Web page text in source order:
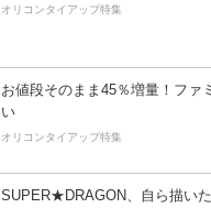
オリコンタイアップ特集
お値段そのまま45％増量！ファ
い
オリコンタイアップ特集
SUPER★DRAGON、自ら描い